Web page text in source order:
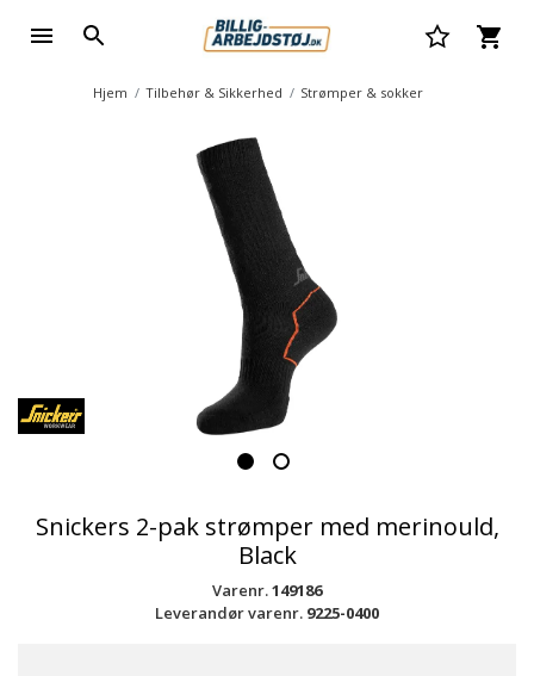
Hjem Tilbehør & Sikkerhed Strømper & sokker
Snickers 2-pak strømper med merinould,
Black
Varenr.149186
Leverandør varenr. 9225-0400